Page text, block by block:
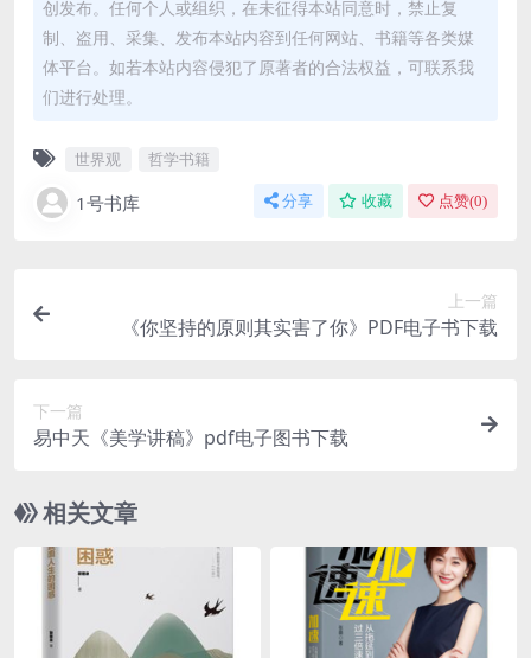
创发布。任何个人或组织，在未征得本站同意时，禁止复
制、盗用、采集、发布本站内容到任何网站、书籍等各类媒
体平台。如若本站内容侵犯了原著者的合法权益，可联系我
们进行处理。
世界观 哲学书籍
1号书库 分享 收藏 点赞(0)
上一篇
《你坚持的原则其实害了你》PDF电子书下载
下一篇
易中天《美学讲稿》pdf电子图书下载
相关文章